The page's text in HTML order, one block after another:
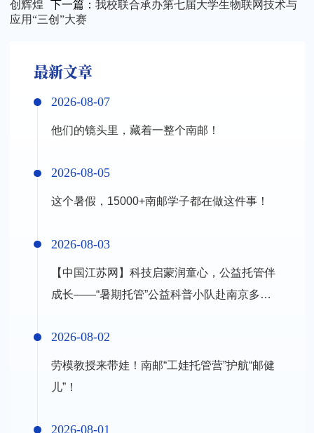
创辉煌
下一篇： 我校联合承办第七届大学生物联网技术与
应用“三创”大赛
最新文章